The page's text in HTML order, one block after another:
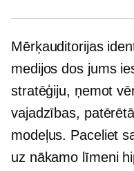
Mērķauditorijas
medijos dos jums
stratēģiju, ņemot
vajadzības,
modeļus. Paceliet
uz nākamo līmeni